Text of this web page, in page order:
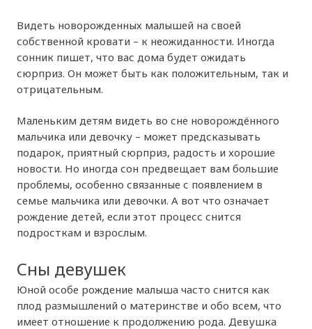
Видеть новорожденных малышей на своей
собственной кровати – к неожиданности. Иногда
сонник пишет, что вас дома будет ожидать
сюрприз. Он может быть как положительным, так и
отрицательным.
Маленьким детям видеть во сне новорождённого
мальчика или девочку – может предсказывать
подарок, приятный сюрприз, радость и хорошие
новости. Но иногда сон предвещает вам большие
проблемы, особенно связанные с появлением в
семье мальчика или девочки. А вот что означает
рождение детей, если этот процесс снится
подросткам и взрослым.
Сны девушек
Юной особе рождение малыша часто снится как
плод размышлений о материнстве и обо всем, что
имеет отношение к продолжению рода. Девушка